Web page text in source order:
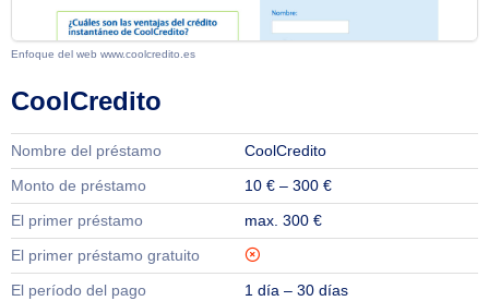
Enfoque del web www.coolcredito.es
CoolCredito
Nombre del préstamo
CoolCredito
Monto de préstamo
10 € – 300 €
El primer préstamo
max. 300 €
El primer préstamo gratuito
El período del pago
1 día – 30 días